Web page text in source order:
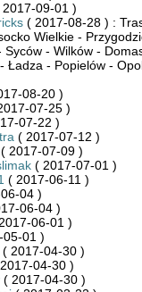
2017-09-01 )
( 2017-08-28 ) :
Wielkie -
Syców - Wilków -
Ładza - Popielów -
08-20 )
07-25 )
07-22 )
( 2017-07-12 )
( 2017-07-09 )
( 2017-07-01 )
( 2017-06-11 )
04 )
06-04 )
06-01 )
05-01 )
( 2017-04-30 )
04-30 )
( 2017-04-30 )